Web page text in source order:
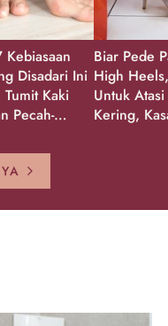
Disadari Ini
Kaki
Pecah-
Biar Pede
High
Untuk
Kering,